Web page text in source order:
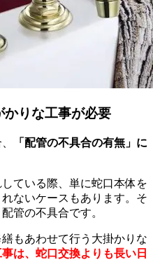
かりな工事が必要
「配管の不具合の有無」に
ている際、単に蛇口本体を
ないケースもあります。そ
管の不具合です。
もあわせて行う大掛かりな
は、蛇口交換よりも長い日